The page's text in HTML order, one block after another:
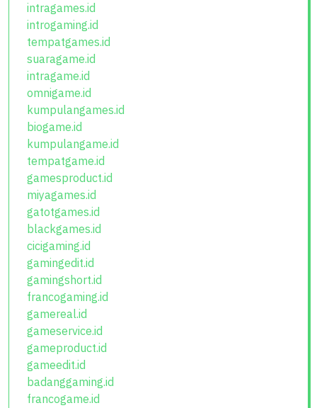
intragames.id
introgaming.id
tempatgames.id
suaragame.id
intragame.id
omnigame.id
kumpulangames.id
biogame.id
kumpulangame.id
tempatgame.id
gamesproduct.id
miyagames.id
gatotgames.id
blackgames.id
cicigaming.id
gamingedit.id
gamingshort.id
francogaming.id
gamereal.id
gameservice.id
gameproduct.id
gameedit.id
badanggaming.id
francogame.id